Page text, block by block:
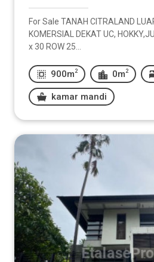
For Sale TANAH CITRALAND
KOMERSIAL DEKAT UC,
x 30 ROW 25...
900m 2 0m 2
kamar mandi